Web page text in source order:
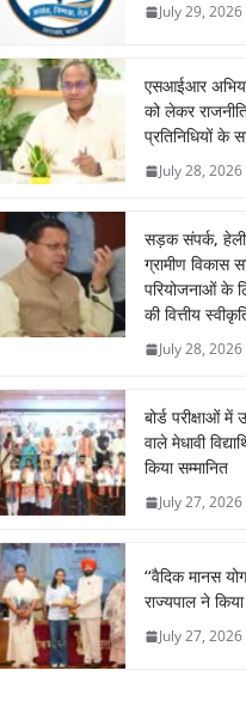
July 29, 2026
एसआईआर
को लेकर
प्रतिनिधियों के
July 28, 2026
सड़क संपर्क,
ग्रामीण विकास
परियोजनाओं के
की वित्तीय
July 28, 2026
बोर्ड परीक्षाओं
वाले मेधावी
किया सम्मानित
July 27, 2026
‘‘वैदिक मानस
राज्यपाल ने
July 27, 2026